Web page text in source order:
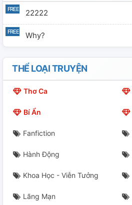
22222
Why?
THỂ LOẠI TRUYỆN
Thơ Ca
Bí Ẩn
Fanfiction
Hành Động
Khoa Học - Viễn Tưởng
Lãng Mạn